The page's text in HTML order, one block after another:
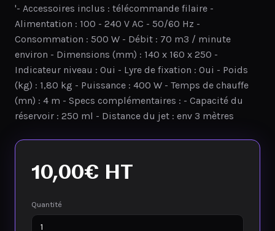
'- Accessoires inclus : télécommande filaire -
Alimentation : 100 - 240 V AC - 50/60 Hz -
Consommation : 500 W - Débit : 70 m3 / minute
environ - Dimensions (mm) : 140 x 160 x 250 -
Indicateur niveau : Oui - Lyre de fixation : Oui - Poids
(kg) : 1,80 kg - Puissance : 400 W - Temps de chauffe
(mn) : 4 m - Specs complémentaires : - Capacité du
réservoir : 250 ml - Distance du jet : env 3 mètres
10,00€ HT
Quantité